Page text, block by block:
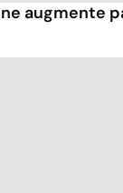
augmente